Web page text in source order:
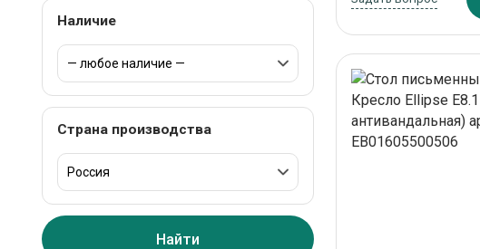
Наличие
Страна производства
Найти